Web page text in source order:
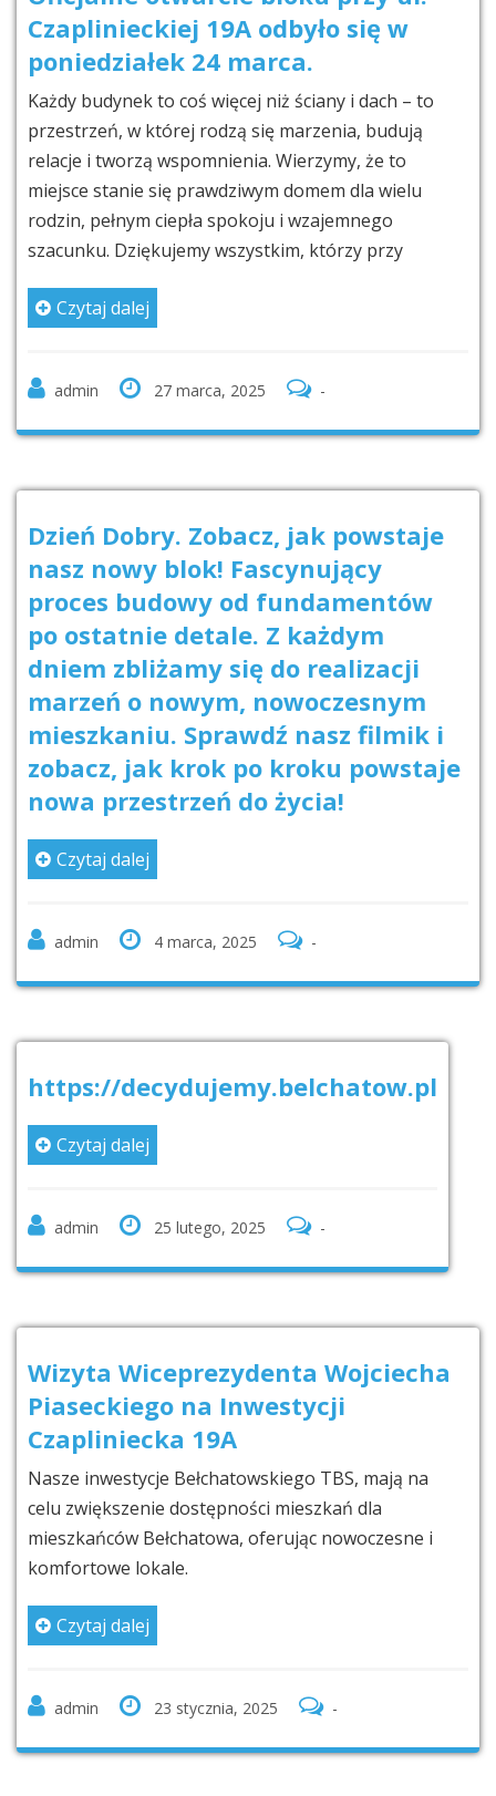
Czaplinieckiej 19A odbyło się w
poniedziałek 24 marca.
Każdy budynek to coś więcej niż ściany i dach – to
przestrzeń, w której rodzą się marzenia, budują
relacje i tworzą wspomnienia. Wierzymy, że to
miejsce stanie się prawdziwym domem dla wielu
rodzin, pełnym ciepła spokoju i wzajemnego
szacunku. Dziękujemy wszystkim, którzy przy
Czytaj dalej
admin 27 marca, 2025 -
Dzień Dobry. Zobacz, jak powstaje
nasz nowy blok! Fascynujący
proces budowy od fundamentów
po ostatnie detale. Z każdym
dniem zbliżamy się do realizacji
marzeń o nowym, nowoczesnym
mieszkaniu. Sprawdź nasz filmik i
zobacz, jak krok po kroku powstaje
nowa przestrzeń do życia!
Czytaj dalej
admin 4 marca, 2025 -
https://decydujemy.belchatow.pl
Czytaj dalej
admin 25 lutego, 2025 -
Wizyta Wiceprezydenta Wojciecha
Piaseckiego na Inwestycji
Czapliniecka 19A
Nasze inwestycje Bełchatowskiego TBS, mają na
celu zwiększenie dostępności mieszkań dla
mieszkańców Bełchatowa, oferując nowoczesne i
komfortowe lokale.
Czytaj dalej
admin 23 stycznia, 2025 -